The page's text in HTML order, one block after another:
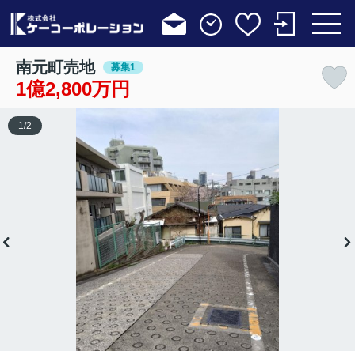
南元町売地 募集1
1億2,800万円
1 /2